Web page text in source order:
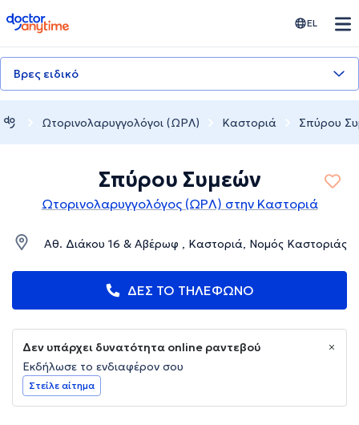
doctoranytime EL
Βρες ειδικό
Ωτορινολαρυγγολόγοι (ΩΡΛ) Καστοριά Σπύρου
Σπύρου Συμεών
Ωτορινολαρυγγολόγος (ΩΡΛ) στην Καστοριά
Αθ. Διάκου 16 & Αβέρωφ , Καστοριά, Νομός Καστοριάς
ΔΕΣ ΤΟ ΤΗΛΕΦΩΝΟ
Δεν υπάρχει δυνατότητα online ραντεβού
Εκδήλωσε το ενδιαφέρον σου
Στείλε αίτημα